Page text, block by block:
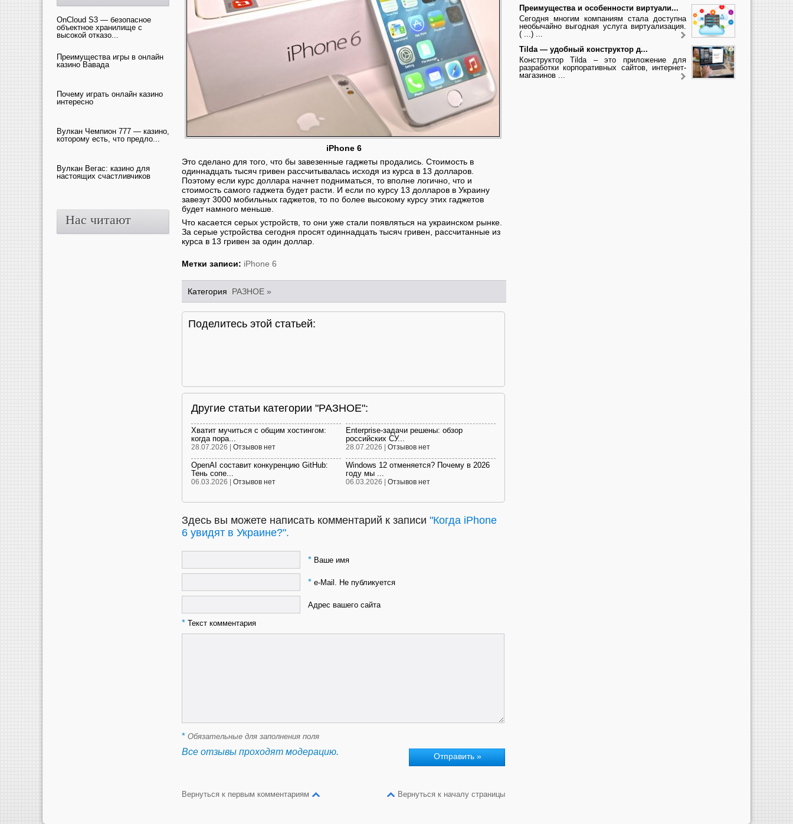
iPhone 6
Это сделано для того, что бы завезенные гаджеты продались. Стоимость в
одиннадцать тысяч гривен рассчитывалась исходя из курса в 13 долларов.
Поэтому если курс доллара начнет подниматься, то вполне логично, что и
стоимость самого гаджета будет расти. И если по курсу 13 долларов в Украину
завезут 3000 мобильных гаджетов, то по более высокому курсу этих гаджетов
будет намного меньше.
Что касается серых устройств, то они уже стали появляться на украинском рынке.
За серые устройства сегодня просят одиннадцать тысяч гривен, рассчитанные из
курса в 13 гривен за один доллар.
Метки записи: iPhone 6
Категория РАЗНОЕ »
Поделитесь этой статьей:
Другие статьи категории "РАЗНОЕ":
Хватит мучиться с общим хостингом:
когда пора...
28.07.2026 | Отзывов нет
Enterprise-задачи решены: обзор
российских СУ...
28.07.2026 | Отзывов нет
OpenAI составит конкуренцию GitHub:
Тень сопе...
06.03.2026 | Отзывов нет
Windows 12 отменяется? Почему в 2026
году мы ...
06.03.2026 | Отзывов нет
Здесь вы можете написать комментарий к записи "Когда iPhone
6 увидят в Украине?".
*Ваше имя
*e-Mail. Не публикуется
Адрес вашего сайта
* Текст комментария
* Обязательные для заполнения поля
Все отзывы проходят модерацию.
Вернуться к первым комментариям Вернуться к началу страницы
OnCloud S3 — безопасное
объектное хранилище с
высокой отказо...
Преимущества игры в онлайн
казино Вавада
Почему играть онлайн казино
интересно
Вулкан Чемпион 777 — казино,
которому есть, что предло...
Вулкан Вегас: казино для
настоящих счастливчиков
Нас читают
Преимущества и особенности виртуали...
Сегодня многим компаниям стала доступна
необычайно выгодная услуга виртуализация.
( ...) ...
Tilda — удобный конструктор д...
Конструктор Tilda – это приложение для
разработки корпоративных сайтов, интернет-
магазинов ...